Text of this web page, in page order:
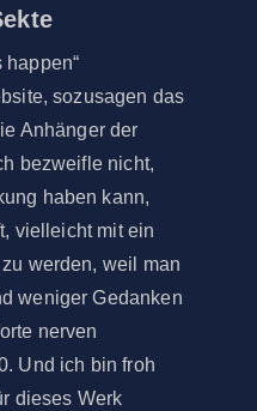
happen“
sozusagen das
Anhänger der
bezweifle nicht,
haben kann,
vielleicht mit ein
werden, weil man
weniger Gedanken
nerven
Und ich bin froh
dieses Werk